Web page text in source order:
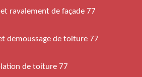
ravalement de façade 77
demoussage de toiture 77
de toiture 77